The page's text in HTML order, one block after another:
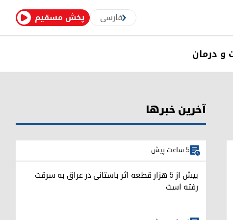
پخش مسقیم فارسی
و درمان
آخرین خبرها
5 ساعت پیش
بیش از ۵ هزار قطعه اثر باستانی در عراق به سرقت
رفته است